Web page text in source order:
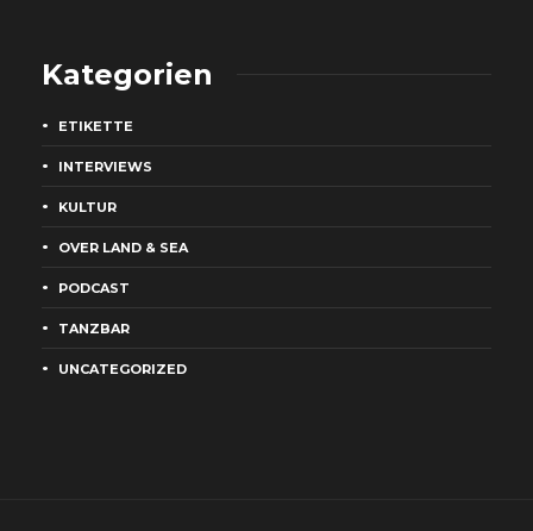
Kategorien
ETIKETTE
INTERVIEWS
KULTUR
OVER LAND & SEA
PODCAST
TANZBAR
UNCATEGORIZED